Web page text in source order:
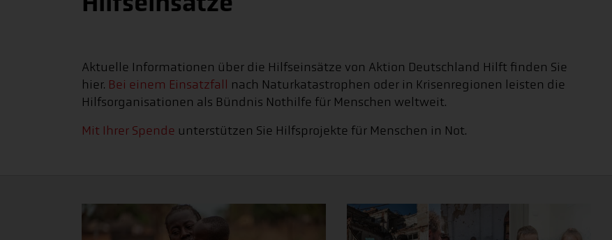
Aktuelle Informationen über die Hilfseinsätze von Aktion Deutschland Hilft finden Sie
hier. Bei einem Einsatzfall
nach Naturkatastrophen oder in Krisenregionen leisten die
Hilfsorganisationen als Bündnis Nothilfe für Menschen weltweit.
Mit Ihrer Spende unterstützen Sie Hilfsprojekte für Menschen in Not.